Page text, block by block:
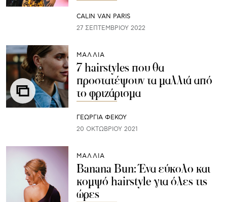
CALIN VAN PARIS
27 ΣΕΠΤΕΜΒΡΊΟΥ 2022
ΜΑΛΛΙΑ
7 hairstyles που θα
προστατέψουν τα μαλλιά από
το φριζάρισμα
ΓΕΩΡΓΙΑ ΦΕΚΟΥ
20 ΟΚΤΩΒΡΊΟΥ 2021
ΜΑΛΛΙΑ
Banana Bun: Ένα εύκολο και
κομψό hairstyle για όλες τις
ώρες